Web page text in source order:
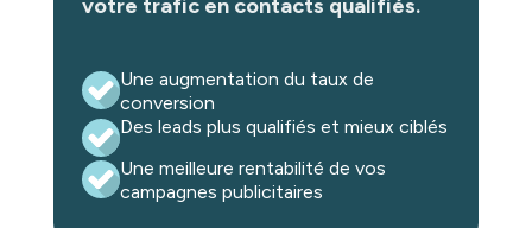
votre trafic en contacts qualifiés.
Une augmentation du taux de
conversion
Des leads plus qualifiés et mieux ciblés
Une meilleure rentabilité de vos
campagnes publicitaires